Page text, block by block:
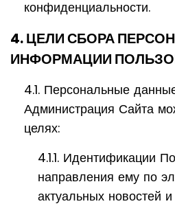
конфиденциальности.
4. ЦЕЛИ СБОРА
ИНФОРМАЦИИ
4.1. Персональные
Администрация Сайта
целях:
4.1.1. Идентификации
направления ему по
актуальных новостей